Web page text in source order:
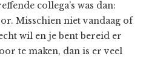
collega’s was dan:
Misschien niet vandaag of
wil en je bent bereid er
te maken, dan is er veel